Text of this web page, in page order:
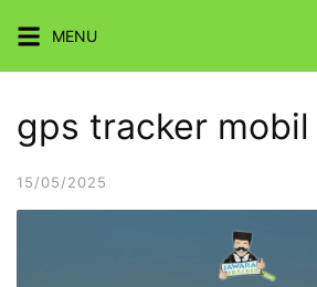
content
MENU
gps tracker mobil
15/05/2025